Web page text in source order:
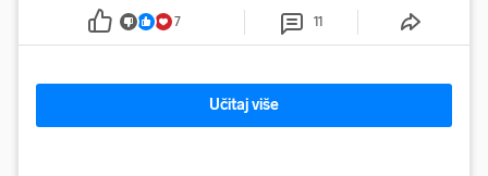
7 11
Učitaj više